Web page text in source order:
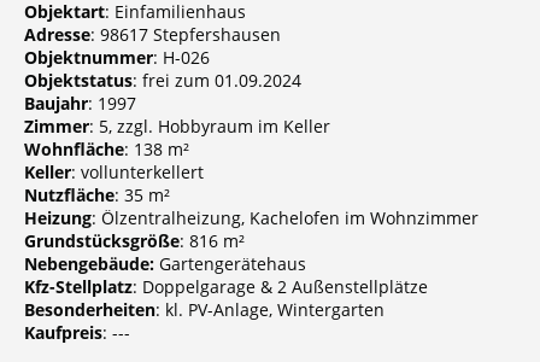
Objektart: Einfamilienhaus
Adresse: 98617 Stepfershausen
Objektnummer: H-026
Objektstatus: frei zum 01.09.2024
Baujahr: 1997
Zimmer: 5, zzgl. Hobbyraum im Keller
Wohnfläche: 138 m²
Keller: vollunterkellert
Nutzfläche: 35 m²
Heizung: Ölzentralheizung, Kachelofen im Wohnzimmer
Grundstücksgröße: 816 m²
Nebengebäude: Gartengerätehaus
Kfz-Stellplatz: Doppelgarage & 2 Außenstellplätze
Besonderheiten: kl. PV-Anlage, Wintergarten
Kaufpreis: ---